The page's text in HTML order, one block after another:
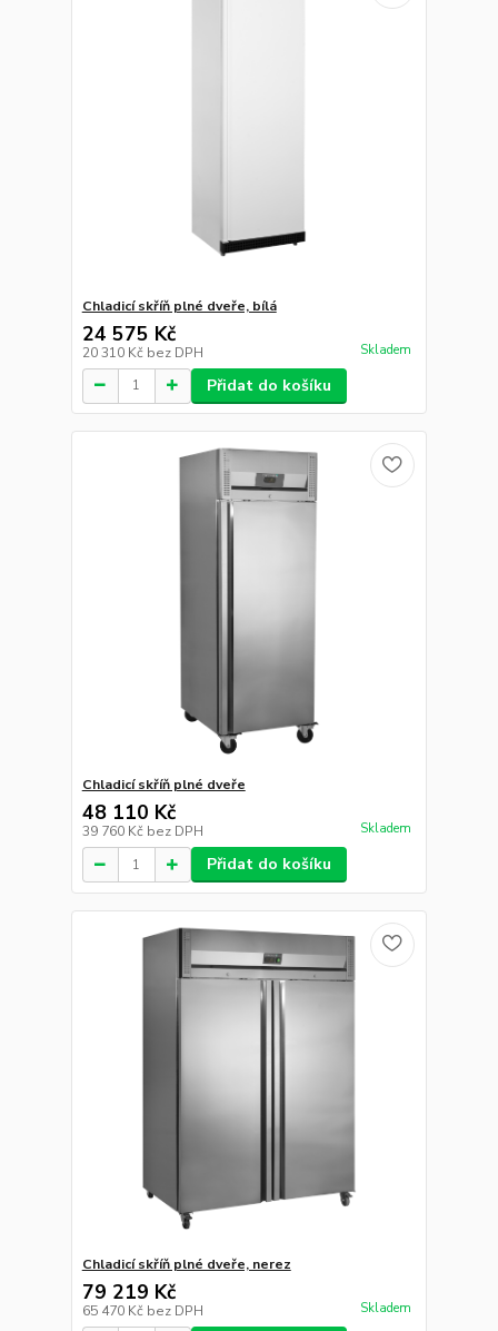
Chladicí skříň plné dveře, bílá
24 575 Kč
20 310 Kč bez DPH Skladem
Přidat do košíku
Chladicí skříň plné dveře
48 110 Kč
39 760 Kč bez DPH Skladem
Přidat do košíku
Chladicí skříň plné dveře, nerez
79 219 Kč
65 470 Kč bez DPH Skladem